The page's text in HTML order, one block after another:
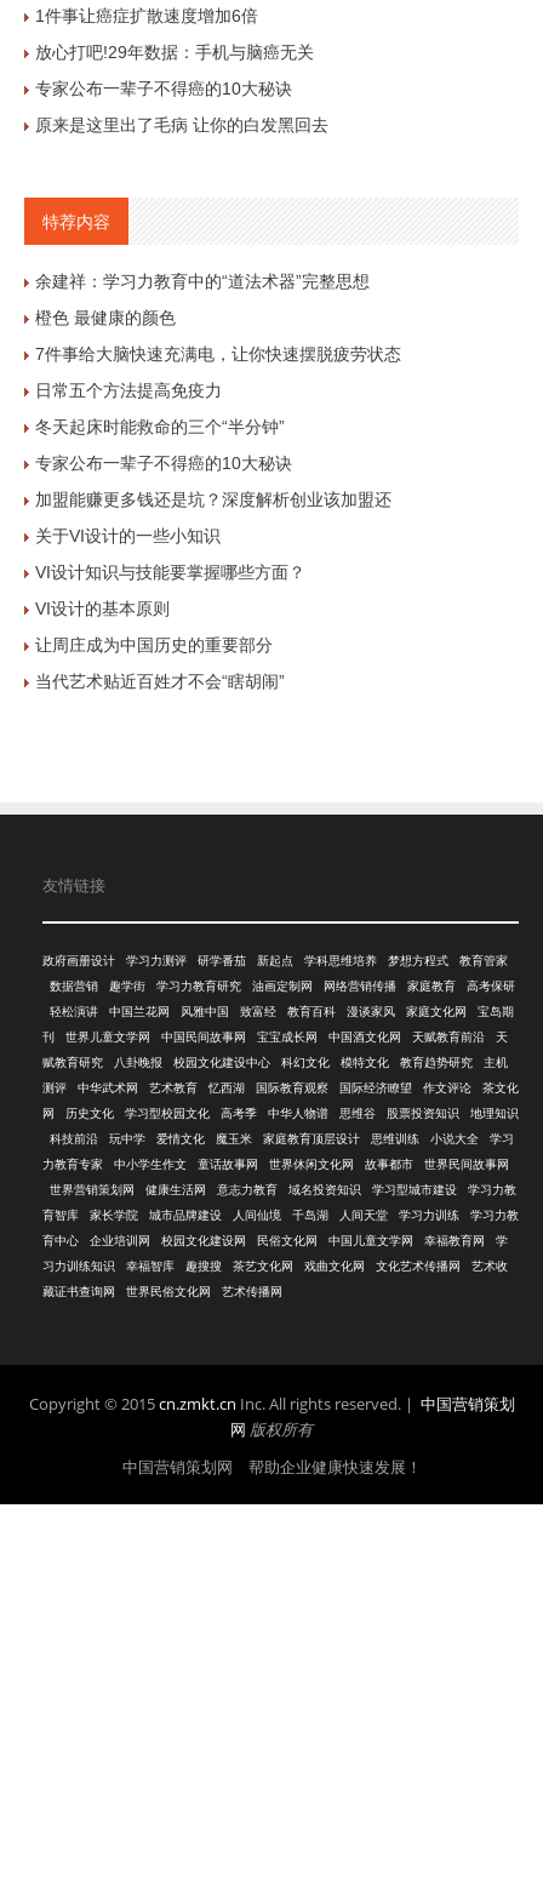
1件事让癌症扩散速度增加6倍
放心打吧!29年数据：手机与脑癌无关
专家公布一辈子不得癌的10大秘诀
原来是这里出了毛病 让你的白发黑回去
特荐内容
余建祥：学习力教育中的“道法术器”完整思想
橙色 最健康的颜色
7件事给大脑快速充满电，让你快速摆脱疲劳状态
日常五个方法提高免疫力
冬天起床时能救命的三个“半分钟”
专家公布一辈子不得癌的10大秘诀
加盟能赚更多钱还是坑？深度解析创业该加盟还
关于VI设计的一些小知识
VI设计知识与技能要掌握哪些方面？
VI设计的基本原则
让周庄成为中国历史的重要部分
当代艺术贴近百姓才不会“瞎胡闹”
友情链接
政府画册设计 学习力测评 研学番茄 新起点 学科思维培养 梦想方程式
教育管家
数据营销
趣学街 学习力教育研究 油画定制网 网络营销传播 家庭教育
高考保研
轻松演讲
中国兰花网 风雅中国 致富经 教育百科 漫谈家风 家庭文化网
宝岛期
刊
世界儿童文学网 中国民间故事网 宝宝成长网 中国酒文化网 天赋教育前沿
天
赋教育研究
八卦晚报 校园文化建设中心 科幻文化 模特文化 教育趋势研究
主机
测评
中华武术网 艺术教育 忆西湖 国际教育观察 国际经济瞭望 作文评论
茶文化
网
历史文化 学习型校园文化 高考季 中华人物谱 思维谷 股票投资知识
地理知识
科技前沿
玩中学 爱情文化 魔玉米 家庭教育顶层设计 思维训练 小说大全
学习
力教育专家
中小学生作文 童话故事网 世界休闲文化网 故事都市
世界民间故事网
世界营销策划网
健康生活网 意志力教育 域名投资知识 学习型城市建设
学习力教
育智库
家长学院 城市品牌建设 人间仙境 千岛湖 人间天堂 学习力训练
学习力教
育中心
企业培训网 校园文化建设网 民俗文化网 中国儿童文学网 幸福教育网
学
习力训练知识
幸福智库 趣搜搜 茶艺文化网 戏曲文化网 文化艺术传播网
艺术收
藏证书查询网
世界民俗文化网 艺术传播网
Copyright © 2015cn.zmkt.cn Inc. All rights reserved. | 中国营销策划
网 版权所有
中国营销策划网 帮助企业健康快速发展！